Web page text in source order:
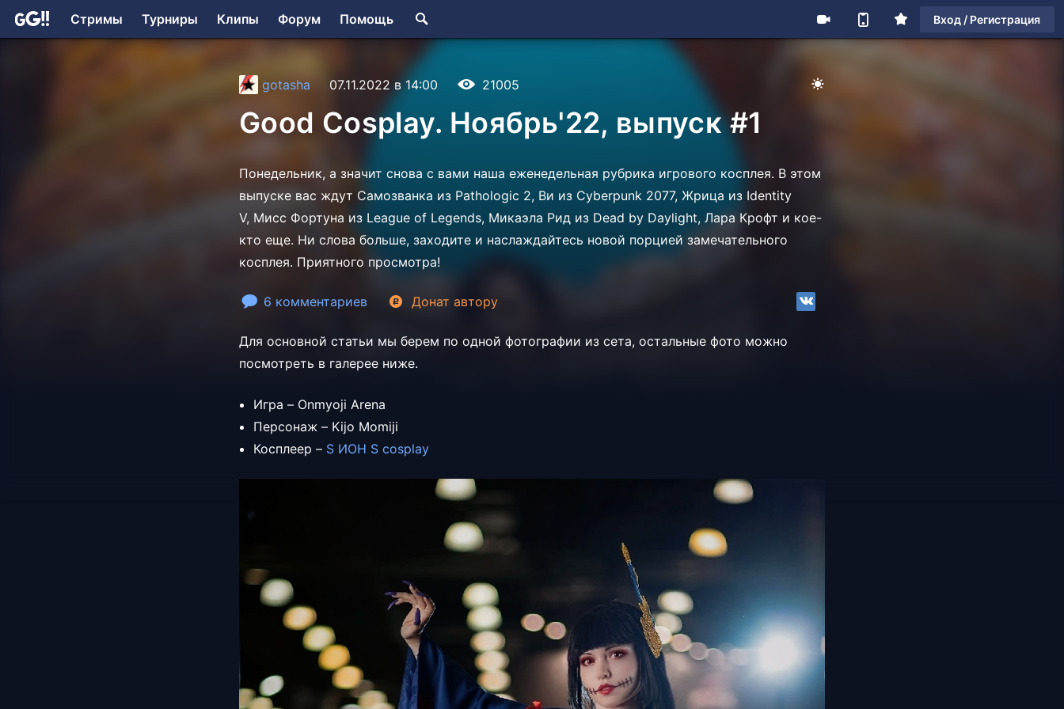
Стримы Турниры Клипы Форум Помощь Вход / Регистрация
gotasha 07.11.2022 в 14:00 21005
Good Cosplay. Ноябрь'22, выпуск #1
Понедельник, а значит снова с вами наша еженедельная рубрика игрового косплея. В этом
выпуске вас ждут Самозванка из Pathologic 2, Ви из Cyberpunk 2077, Жрица из Identity
V, Мисс Фортуна из League of Legends, Микаэла Рид из Dead by Daylight, Лара Крофт и кое-
кто еще. Ни слова больше, заходите и наслаждайтесь новой порцией замечательного
косплея. Приятного просмотра!
6 комментариев Донат автору
Для основной статьи мы берем по одной фотографии из сета, остальные фото можно
посмотреть в галерее ниже.
Игра – Onmyoji Arena
Персонаж – Kijo Momiji
Косплеер – S ИОН S cosplay